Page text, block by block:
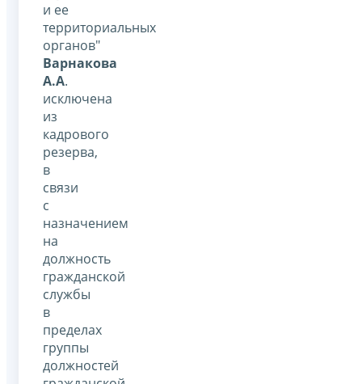
и ее
территориальных
органов"
Варнакова
А.А.
исключена
из
кадрового
резерва,
в
связи
с
назначением
на
должность
гражданской
службы
в
пределах
группы
должностей